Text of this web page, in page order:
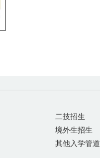
二技招生
境外生招生
其他入学管道